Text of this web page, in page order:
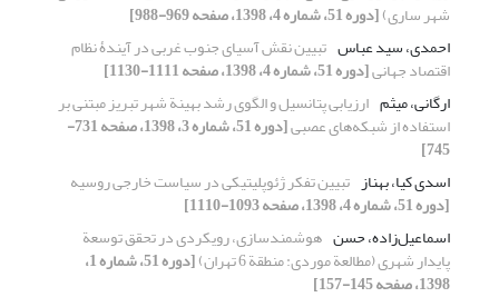
شهر ساری)[دوره 51، شماره 4، 1398، صفحه 969-988]
احمدی، سید عباس تبیین نقش آسیای جنوب غربی در آیندۀ نظام
اقتصاد جهانی[دوره 51، شماره 4، 1398، صفحه 1111-1130]
ارگانی، میثم ارزیابی پتانسیل و الگوی رشد بهینة شهر تبریز مبتنی بر
استفاده از شبکه‌های عصبی [دوره 51، شماره 3، 1398، صفحه 731-
745]
اسدی کیا، بهناز تبیین تفکر ژئوپلیتیکی در سیاست خارجی روسیه
[دوره 51، شماره 4، 1398، صفحه 1093-1110]
اسماعیل‌زاده، حسن هوشمندسازی، رویکردی در تحقق توسعة
پایدار شهری (مطالعة موردی: منطقة 6 تهران) [دوره 51، شماره 1،
1398، صفحه 145-157]